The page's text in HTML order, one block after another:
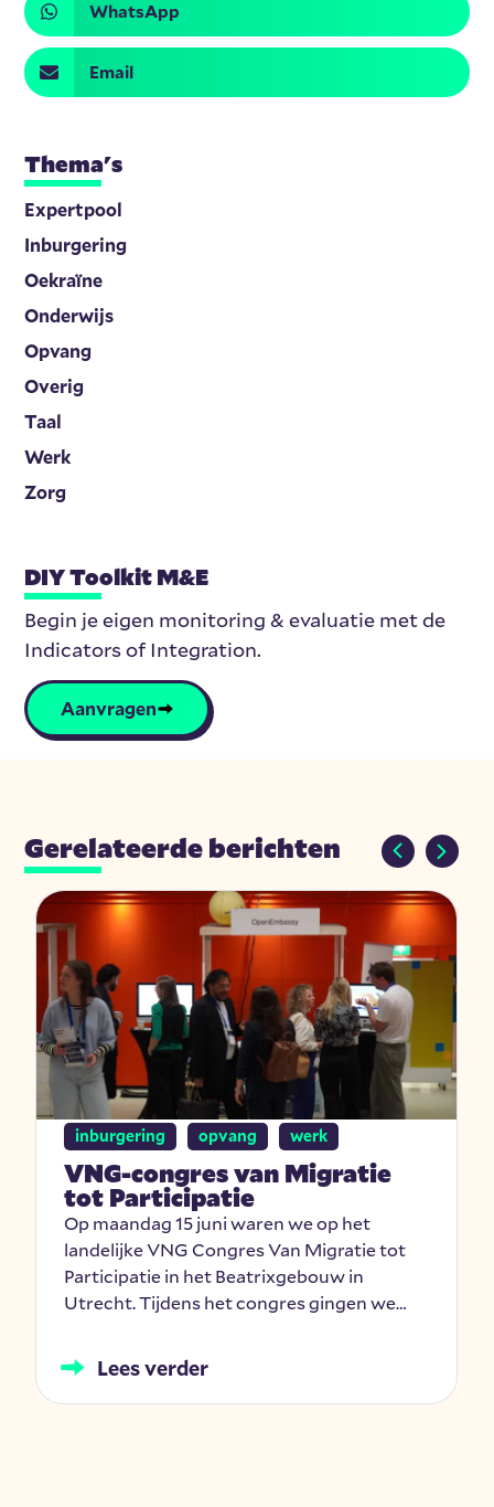
WhatsApp
Email
Thema's
Expertpool
Inburgering
Oekraïne
Onderwijs
Opvang
Overig
Taal
Werk
Zorg
DIY Toolkit M&E
Begin je eigen monitoring & evaluatie met de
Indicators of Integration.
Aanvragen
Gerelateerde berichten
inburgering opvang werk
VNG-congres van Migratie
tot Participatie
Op maandag 15 juni waren we op het
landelijke VNG Congres Van Migratie tot
Participatie in het Beatrixgebouw in
Utrecht. Tijdens het congres gingen we…
Lees verder